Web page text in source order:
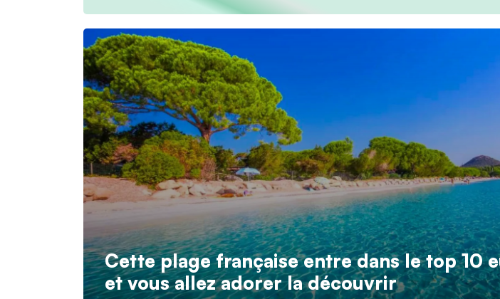
Cette plage française entre dans le top 10
et vous allez adorer la découvrir